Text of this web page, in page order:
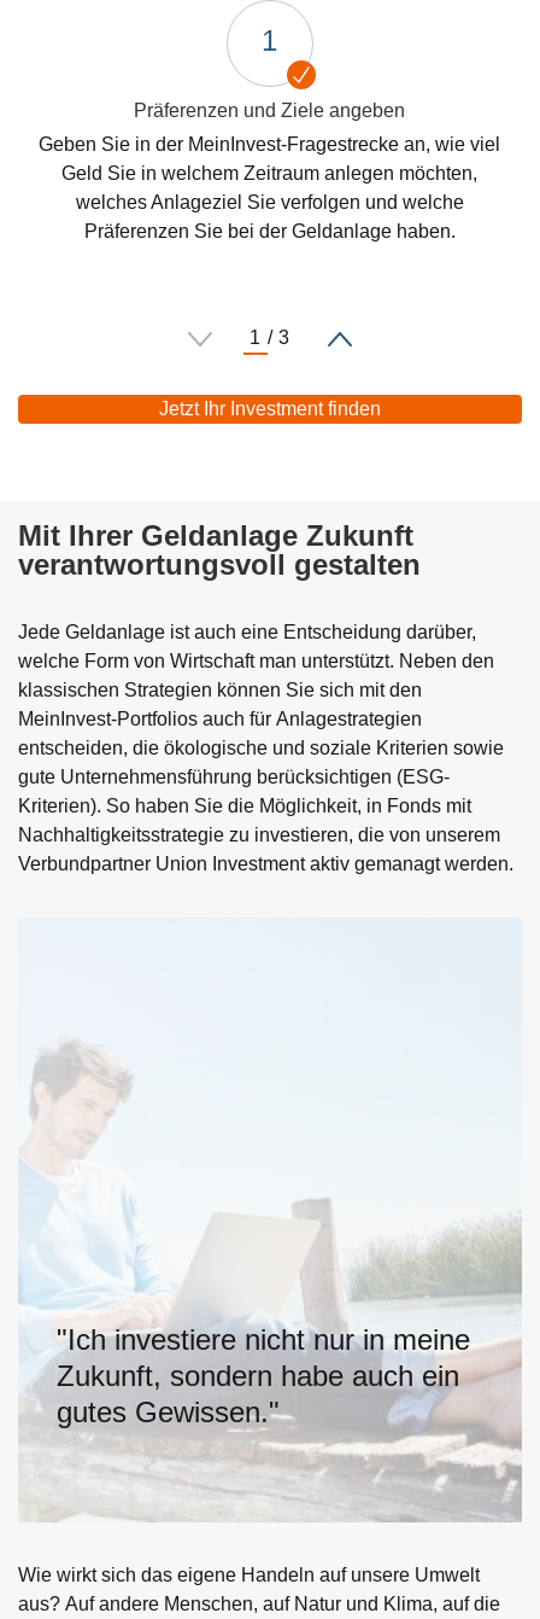
1
Präferenzen und Ziele angeben
Geben Sie in der MeinInvest-Fragestrecke an, wie viel
Geld Sie in welchem Zeitraum anlegen möchten,
welches Anlageziel Sie verfolgen und welche
Präferenzen Sie bei der Geldanlage haben.
Jetzt Ihr Investment finden
Öffnet
einen
neuen
Tab
Mit Ihrer Geldanlage Zukunft
verantwortungsvoll gestalten
Jede Geldanlage ist auch eine Entscheidung darüber,
welche Form von Wirtschaft man unterstützt. Neben den
klassischen Strategien können Sie sich mit den
MeinInvest-Portfolios auch für Anlagestrategien
entscheiden, die ökologische und soziale Kriterien sowie
gute Unternehmensführung berücksichtigen (ESG-
Kriterien). So haben Sie die Möglichkeit, in Fonds mit
Nachhaltigkeitsstrategie zu investieren, die von unserem
Verbundpartner Union Investment aktiv gemanagt werden.
Wie wirkt sich das eigene Handeln auf unsere Umwelt
aus? Auf andere Menschen, auf Natur und Klima, auf die